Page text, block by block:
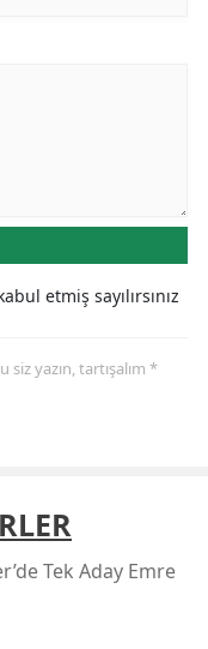
etmiş sayılırsınız
yazın, tartışalım *
Tek Aday Emre